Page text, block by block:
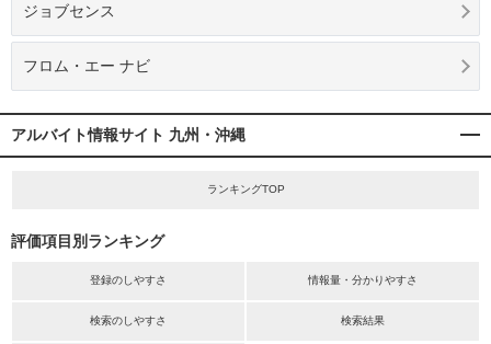
ジョブセンス
フロム・エー ナビ
アルバイト情報サイト 九州・沖縄
ランキングTOP
評価項目別ランキング
登録のしやすさ 情報量・分かりやすさ
検索のしやすさ 検索結果